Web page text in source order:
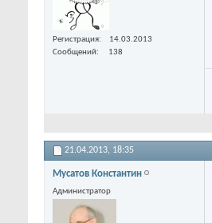
Регистрация
14.03.2013
Сообщений
138
21.04.2013, 18:35
Мусатов Константин
Администратор